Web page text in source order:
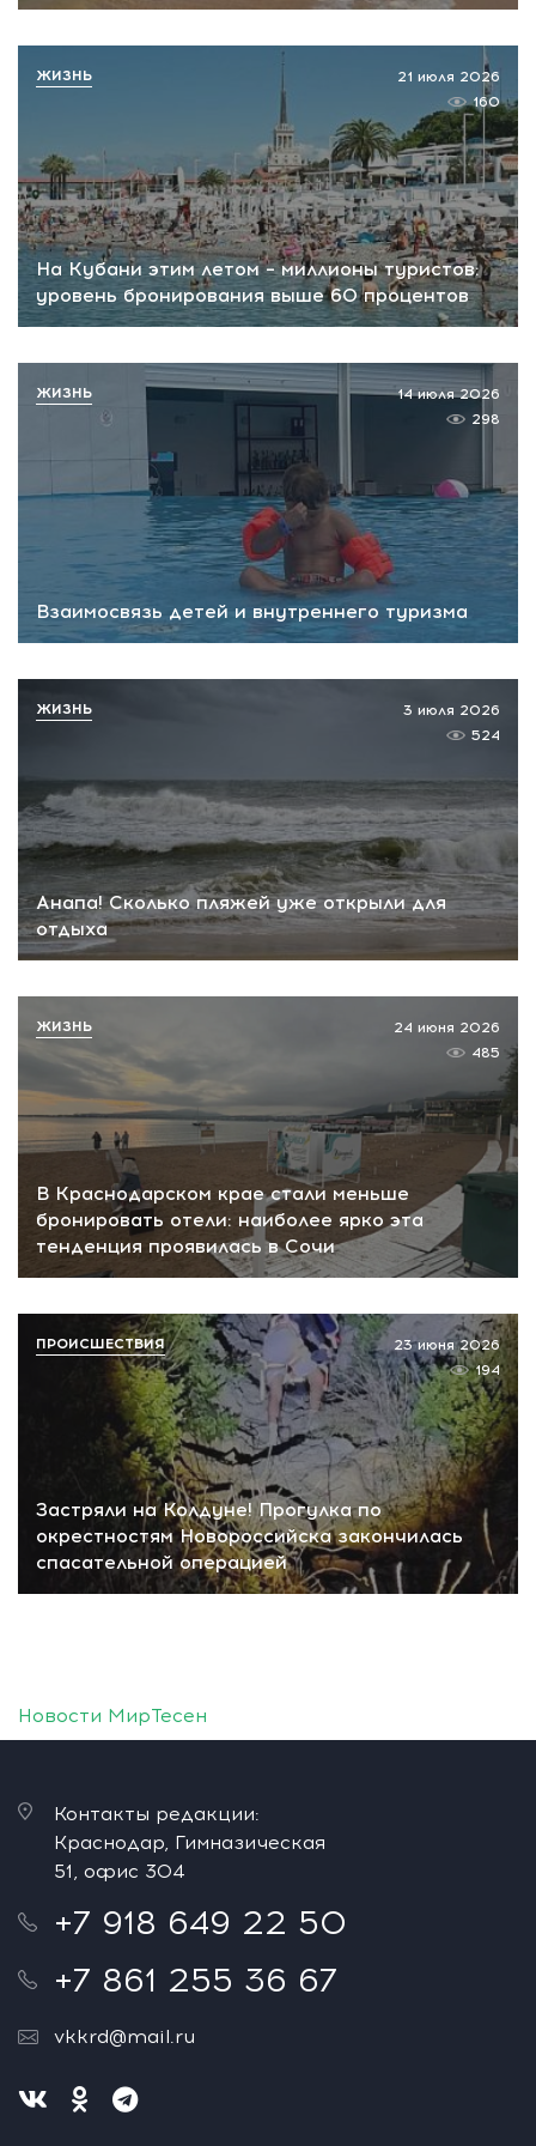
На Кубани этим летом – миллионы туристов:
уровень бронирования выше 60 процентов
21 июля 2026
160
ЖИЗНЬ
Взаимосвязь детей и внутреннего туризма
14 июля 2026
298
ЖИЗНЬ
Анапа! Сколько пляжей уже открыли для
отдыха
3 июля 2026
524
ЖИЗНЬ
В Краснодарском крае стали меньше
бронировать отели: наиболее ярко эта
тенденция проявилась в Сочи
24 июня 2026
485
ЖИЗНЬ
Застряли на Колдуне! Прогулка по
окрестностям Новороссийска закончилась
спасательной операцией
23 июня 2026
194
ПРОИСШЕСТВИЯ
Новости МирТесен
Контакты редакции:
Краснодар, Гимназическая
51, офис 304
+7 918 649 22 50
+7 861 255 36 67
vkkrd@mail.ru